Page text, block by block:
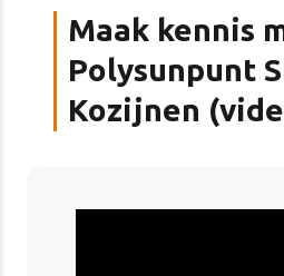
Maak kennis
Polysunpunt
Kozijnen